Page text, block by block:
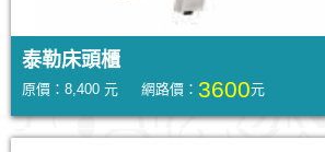
泰勒床頭櫃
原價：8,400 元 網路價： 3600元